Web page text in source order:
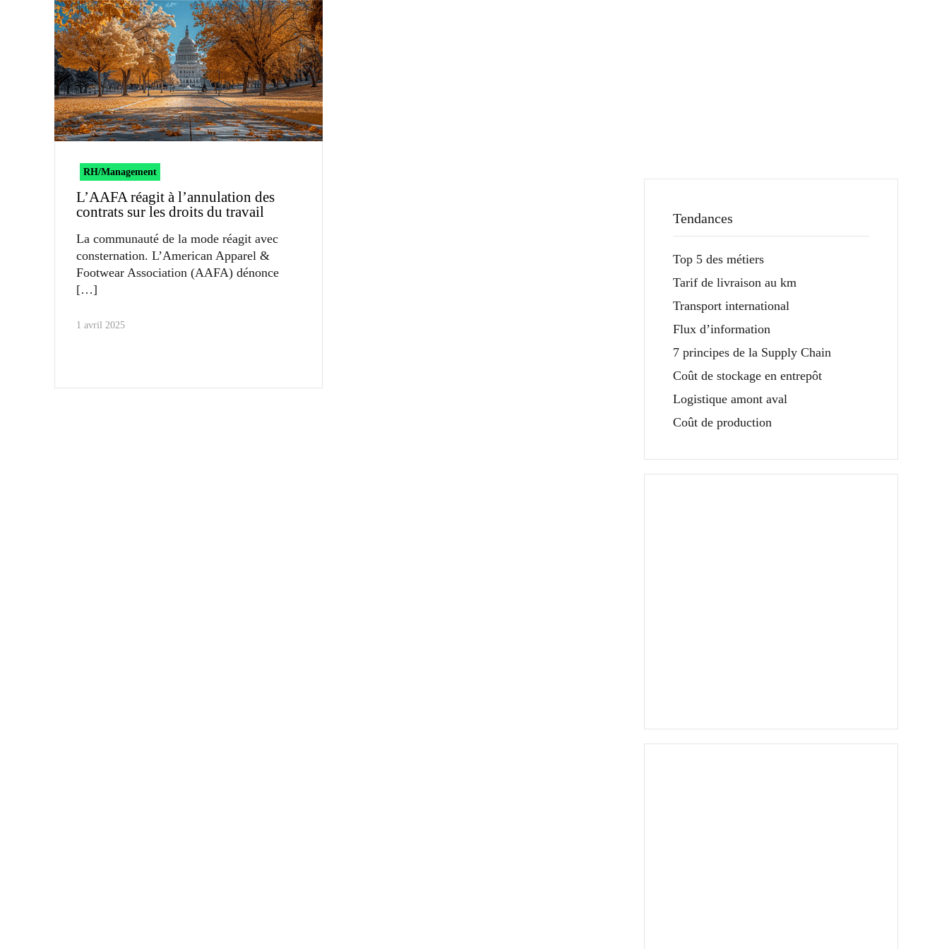
RH/Management
L’AAFA réagit à l’annulation des
contrats sur les droits du travail
La communauté de la mode réagit avec
consternation. L’American Apparel &
Footwear Association (AAFA) dénonce
1 avril 2025
Tendances
Top 5 des métiers
Tarif de livraison au km
Transport international
Flux d’information
7 principes de la Supply Chain
Coût de stockage en entrepôt
Logistique amont aval
Coût de production